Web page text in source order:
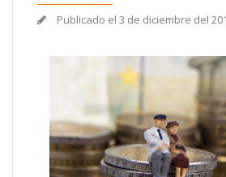
Publicado el 3 de diciembre del